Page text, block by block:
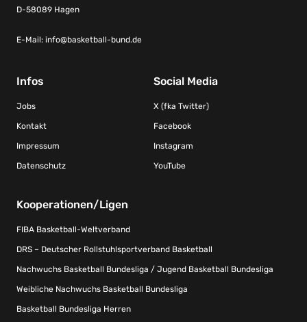
D-58089 Hagen
E-Mail: info@basketball-bund.de
Infos
Jobs
Kontakt
Impressum
Datenschutz
Social Media
X (fka Twitter)
Facebook
Instagram
YouTube
Kooperationen/Ligen
FIBA Basketball-Weltverband
DRS – Deutscher Rollstuhlsportverband Basketball
Nachwuchs Basketball Bundesliga / Jugend Basketball Bundesliga
Weibliche Nachwuchs Basketball Bundesliga
Basketball Bundesliga Herren